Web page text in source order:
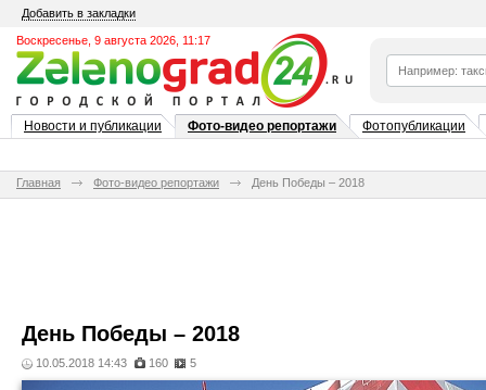
Добавить в закладки
Воскресенье, 9 августа 2026, 11:17
Новости и публикации Фото-видео репортажи Фотопубликации
Главная Фото-видео репортажи День Победы – 2018
День Победы – 2018
10.05.2018 14:43 160 5